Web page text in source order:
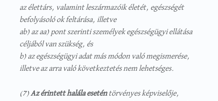
az élettárs, valamint leszármazóik életét, egészségét
befolyásoló ok feltárása, illetve
ab) az aa) pont szerinti személyek egészségügyi ellátása
céljából van szükség, és
b) az egészségügyi adat más módon való megismerése,
illetve az arra való következtetés nem lehetséges.
(7)Az érintett halála eseténtörvényes képviselője,